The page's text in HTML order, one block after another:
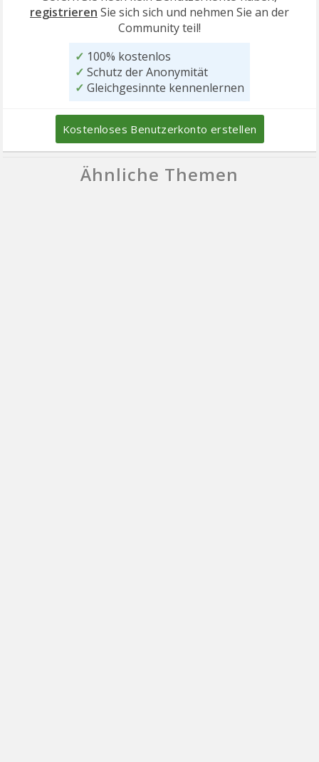
registrieren Sie sich sich und nehmen Sie an der
Community teil!
✓ 100% kostenlos
✓ Schutz der Anonymität
✓ Gleichgesinnte kennenlernen
Kostenloses Benutzerkonto erstellen
Ähnliche Themen